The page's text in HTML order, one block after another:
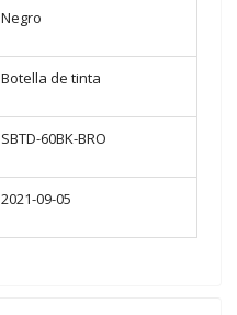
Negro
Botella de tinta
SBTD-60BK-BRO
2021-09-05